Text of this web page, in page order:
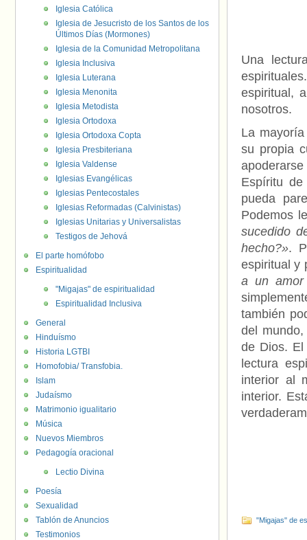
Una
espiritual,
nosotros.
La
su propia
Espíritu
pueda
Podemos
sucedido
hecho?».
espiritual y
a un amor
también
del
de Dios.
lectura
interior al
interior.
"Migajas" de
Iglesia Católica
Iglesia de Jesucristo de los Santos de los
Últimos Días (Mormones)
Iglesia de la Comunidad Metropolitana
Iglesia Inclusiva
Iglesia Luterana
Iglesia Menonita
Iglesia Metodista
Iglesia Ortodoxa
Iglesia Ortodoxa Copta
Iglesia Presbiteriana
Iglesia Valdense
Iglesias Evangélicas
Iglesias Pentecostales
Iglesias Reformadas (Calvinistas)
Iglesias Unitarias y Universalistas
Testigos de Jehová
El parte homófobo
Espiritualidad
"Migajas" de espiritualidad
Espiritualidad Inclusiva
General
Hinduísmo
Historia LGTBI
Homofobia/ Transfobia.
Islam
Judaísmo
Matrimonio igualitario
Música
Nuevos Miembros
Pedagogía oracional
Lectio Divina
Poesía
Sexualidad
Tablón de Anuncios
Testimonios